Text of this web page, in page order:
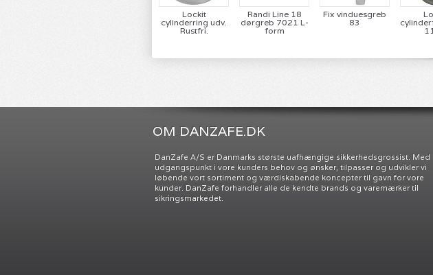
Lockit
cylinderring udv.
Rustfri.
Randi Line 18
dørgreb 7021 L-
form
Fix vinduesgreb
83
OM DANZAFE.DK
DanZafe A/S er Danmarks største uafhængige sikkerhedsgrossist. Med
udgangspunkt i vore kunders behov og ønsker, tilpasser og udvikler vi
løbende vort sortiment og værdiskabende koncepter til gavn for vore
kunder. DanZafe forhandler alle de kendte brands og varemærker til
sikringsmarkedet.